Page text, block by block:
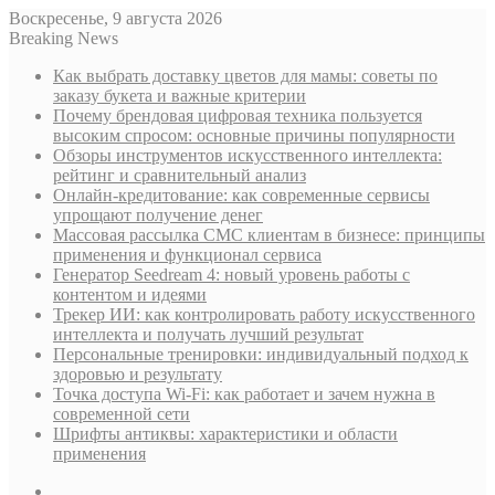
Воскресенье, 9 августа 2026
Breaking News
Как выбрать доставку цветов для мамы: советы по
заказу букета и важные критерии
Почему брендовая цифровая техника пользуется
высоким спросом: основные причины популярности
Обзоры инструментов искусственного интеллекта:
рейтинг и сравнительный анализ
Онлайн-кредитование: как современные сервисы
упрощают получение денег
Массовая рассылка СМС клиентам в бизнесе: принципы
применения и функционал сервиса
Генератор Seedream 4: новый уровень работы с
контентом и идеями
Трекер ИИ: как контролировать работу искусственного
интеллекта и получать лучший результат
Персональные тренировки: индивидуальный подход к
здоровью и результату
Точка доступа Wi-Fi: как работает и зачем нужна в
современной сети
Шрифты антиквы: характеристики и области
применения